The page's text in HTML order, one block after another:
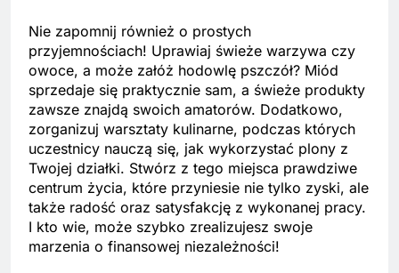
Nie zapomnij również o prostych
przyjemnościach! Uprawiaj świeże warzywa czy
owoce, a może załóż hodowlę pszczół? Miód
sprzedaje się praktycznie sam, a świeże produkty
zawsze znajdą swoich amatorów. Dodatkowo,
zorganizuj warsztaty kulinarne, podczas których
uczestnicy nauczą się, jak wykorzystać plony z
Twojej działki. Stwórz z tego miejsca prawdziwe
centrum życia, które przyniesie nie tylko zyski, ale
także radość oraz satysfakcję z wykonanej pracy.
I kto wie, może szybko zrealizujesz swoje
marzenia o finansowej niezależności!